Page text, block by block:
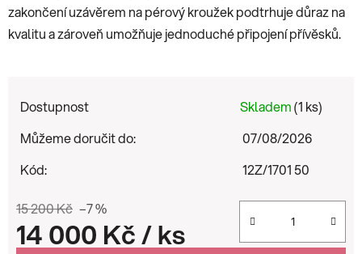
zakončení uzávěrem na pérový kroužek podtrhuje důraz na
kvalitu a zároveň umožňuje jednoduché připojení přívěsků.
Dostupnost Skladem(1 ks)
Můžeme doručit do:
07/08/2026
Kód:
12Z/1701 50
15 200 Kč –7 %
14 000 Kč/ ks